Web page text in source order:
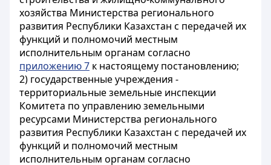
хозяйства Министерства регионального
развития Республики Казахстан с передачей их
функций и полномочий местным
исполнительным органам согласно
приложению 7 к настоящему постановлению;
2) государственные учреждения -
территориальные земельные инспекции
Комитета по управлению земельными
ресурсами Министерства регионального
развития Республики Казахстан с передачей их
функций и полномочий местным
исполнительным органам согласно